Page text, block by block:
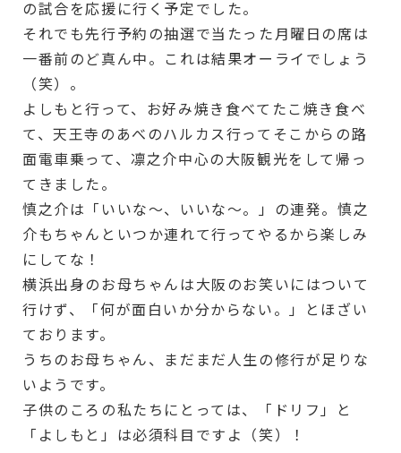
の試合を応援に行く予定でした。
それでも先行予約の抽選で当たった月曜日の席は
一番前のど真ん中。これは結果オーライでしょう
（笑）。
よしもと行って、お好み焼き食べてたこ焼き食べ
て、天王寺のあべのハルカス行ってそこからの路
面電車乗って、凛之介中心の大阪観光をして帰っ
てきました。
慎之介は「いいな～、いいな～。」の連発。慎之
介もちゃんといつか連れて行ってやるから楽しみ
にしてな！
横浜出身のお母ちゃんは大阪のお笑いにはついて
行けず、「何が面白いか分からない。」とほざい
ております。
うちのお母ちゃん、まだまだ人生の修行が足りな
いようです。
子供のころの私たちにとっては、「ドリフ」と
「よしもと」は必須科目ですよ（笑）！